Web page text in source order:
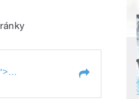
Z Doksan do Budyně přes